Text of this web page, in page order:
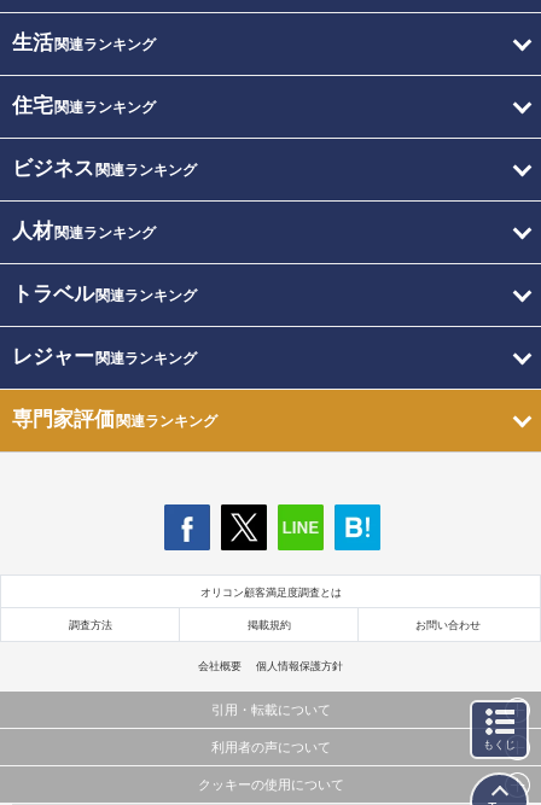
生活関連ランキング
住宅関連ランキング
ビジネス 関連ランキング
人材関連ランキング
トラベル関連ランキング
レジャー関連ランキング
専門家評価関連ランキング
オリコン顧客満足度調査とは
調査方法 掲載規約 お問い合わせ
会社概要 個人情報保護方針
引用・転載について
当サイトで公開されている情報（文字、写真、イラスト、画像データ等）及びこれらの配置・
これらの情報を権利者の許可なく無断転載・複製などの二次利用を行うことは固く禁じており
利用者の声について
当サイトに掲載している内容はすべてサービスの利用者が提出された見解・感想です。
クッキーの使用について
もくじ